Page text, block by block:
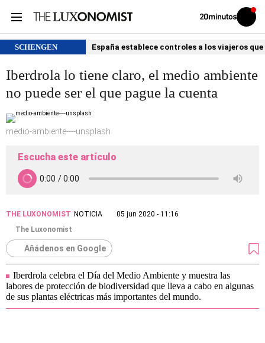
Volver
Iniciar
sesión
SCHENGEN España establece controles a los viajeros
Iberdrola lo tiene claro, el medio ambiente
no puede ser el que pague la cuenta
medio-ambiente----unsplash
Escucha este artículo
THE LUXONOMIST NOTICIA
05 jun 2020 - 11:16
The Luxonomist
Añádenos en Google
Iberdrola celebra el Día del Medio Ambiente y muestra las
labores de protección de biodiversidad que lleva a cabo en algunas
de sus plantas eléctricas más importantes del mundo.